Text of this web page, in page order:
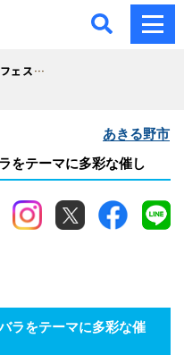
京・西多摩の
多彩な催し
をテーマに多彩な催し
あきる野市
ラをテーマに多彩な催